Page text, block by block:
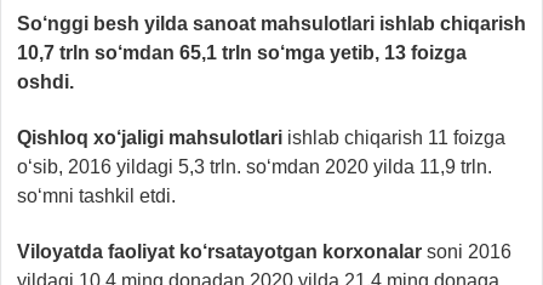
So‘nggi besh yilda sanoat mahsulotlari ishlab chiqarish
10,7 trln so‘mdan 65,1 trln so‘mga yetib, 13 foizga
oshdi.
Qishloq xo‘jaligi mahsulotlari ishlab chiqarish 11 foizga
o‘sib, 2016 yildagi 5,3 trln. so‘mdan 2020 yilda 11,9 trln.
so‘mni tashkil etdi.
Viloyatda faoliyat ko‘rsatayotgan korxonalar soni 2016
yildagi 10,4 ming donadan 2020 yilda 21,4 ming donaga